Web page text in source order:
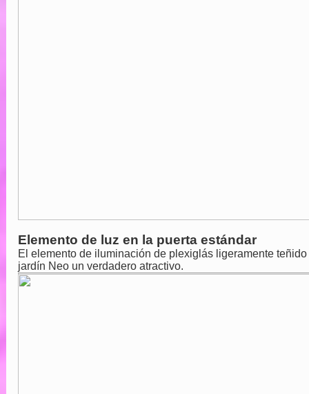
Elemento de luz en la puerta estándar
El elemento de iluminación de plexiglás ligeramente
jardín Neo un verdadero atractivo.